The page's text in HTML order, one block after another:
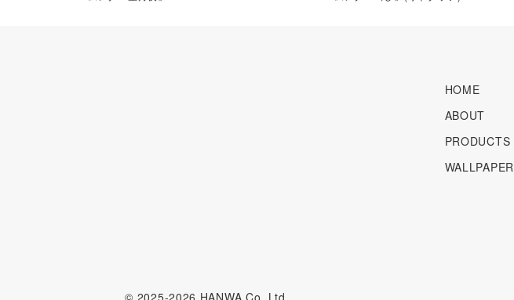
HOME
ABOUT
PRODUCTS
WALLPAPER
© 2025-2026 HANWA Co.,Ltd.